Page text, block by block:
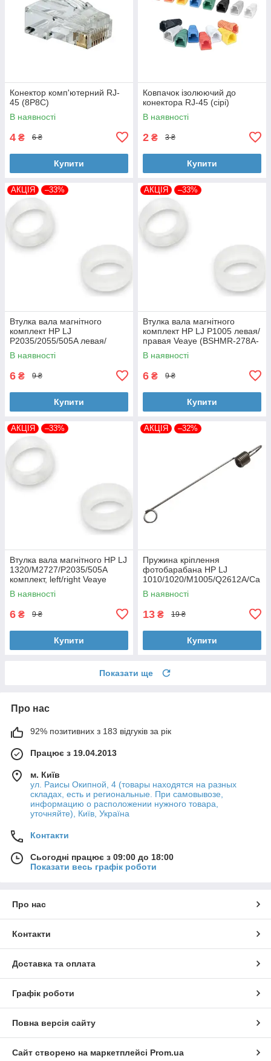
Конектор комп'ютерний RJ-
45 (8P8C)
В наявності
4 ₴ 6 ₴
Купити
Ковпачок ізолюючий до
конектора RJ-45 (сірі)
В наявності
2 ₴ 3 ₴
Купити
АКЦІЯ –33%
Втулка вала магнітного
комплект HP LJ
P2035/2055/505A левая/
правая Veaye (BSHMR-505A-
VE)
В наявності
6 ₴ 9 ₴
Купити
АКЦІЯ –33%
Втулка вала магнітного
комплект HP LJ P1005 левая/
правая Veaye (BSHMR-278A-
VE)
В наявності
6 ₴ 9 ₴
Купити
АКЦІЯ –33%
Втулка вала магнітного HP LJ
1320/M2727/P2035/505A
комплект, left/right Veaye
(BSHMR-505U-VE)
В наявності
6 ₴ 9 ₴
Купити
АКЦІЯ –32%
Пружина кріплення
фотобарабана HP LJ
1010/1020/M1005/Q2612A/Ca
non FX10 Veaye (SPR-OPC-
Q2612A)
В наявності
13 ₴ 19 ₴
Купити
Показати ще
Про нас
92% позитивних з 183 відгуків за рік
Працює з 19.04.2013
м. Київ
ул. Раисы Окипной, 4 (товары находятся на разных
складах, есть и региональные. При самовывозе,
информацию о расположении нужного товара,
уточняйте), Київ, Україна
Контакти
Сьогодні працює з 09:00 до 18:00
Показати весь графік роботи
Про нас
Контакти
Доставка та оплата
Графік роботи
Повна версія сайту
Сайт створено на маркетплейсі Prom.ua